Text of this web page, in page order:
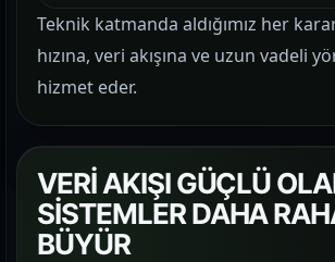
Teknik katmanda aldığımız her
hızına, veri akışına ve uzun vadeli
hizmet eder.
VERİ AKIŞI GÜÇLÜ
SİSTEMLER DAHA
BÜYÜR